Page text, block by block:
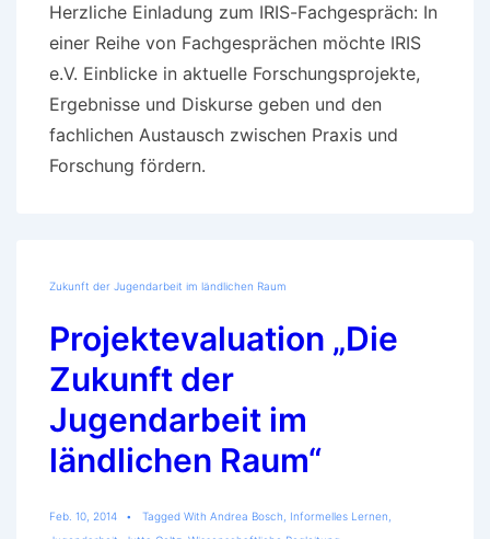
Herzliche Einladung zum IRIS-Fachgespräch: In
einer Reihe von Fachgesprächen möchte IRIS
e.V. Einblicke in aktuelle Forschungsprojekte,
Ergebnisse und Diskurse geben und den
fachlichen Austausch zwischen Praxis und
Forschung fördern.
Zukunft der Jugendarbeit im ländlichen Raum
Projektevaluation „Die
Zukunft der
Jugendarbeit im
ländlichen Raum“
Feb. 10, 2014 Tagged With Andrea Bosch Informelles Lernen